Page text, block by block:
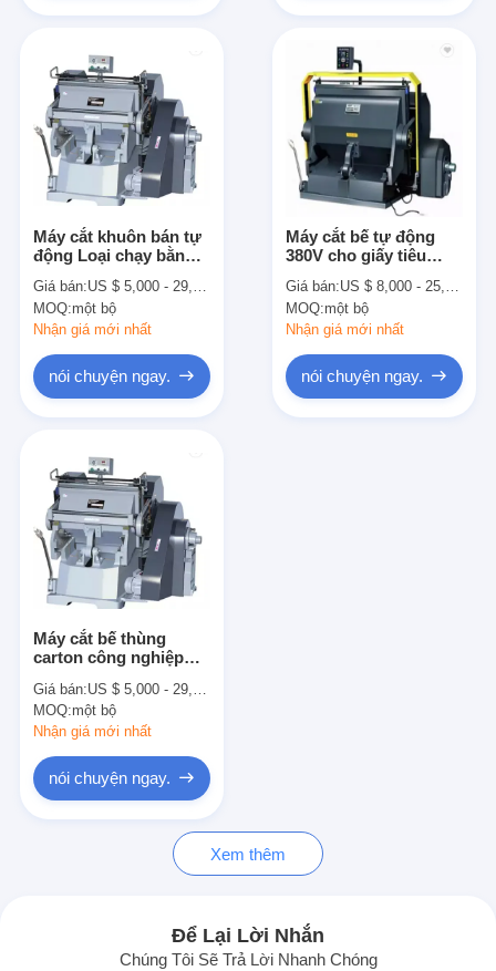
Các sản phẩm
Video
Về chúng tôi
Kiểm soát chất lượng
Liên hệ chúng tôi
Tin tức
Máy cắt Laser
Thép cắt Rule
Die cắt tiêu hao
Die cắt Thiết bị
Máy tự động Bender
Máy ép công nghiệp
Máy đóng gói tự động
Thiết bị báo bài viết
Máy cắt khuôn bán tự
động Loại chạy bằng
Giá bán:US $ 5,000 - 29,990 / Set
MOQ:một bộ
Nhận giá mới nhất
nói chuyện ngay.
Máy cắt bế tự động
380V cho giấy tiêu
Giá bán:US $ 8,000 - 25,000 / Set
MOQ:một bộ
Nhận giá mới nhất
nói chuyện ngay.
Máy cắt bế thùng
carton công nghiệp
công
Giá bán:US $ 5,000 - 29,990 / Set
MOQ:một bộ
Nhận giá mới nhất
nói chuyện ngay.
Xem thêm
Để Lại Lời Nhắn
Chúng Tôi Sẽ Trả Lời Nhanh Chóng